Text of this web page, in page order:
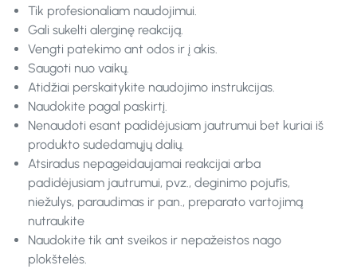
Tik profesionaliam naudojimui.
Gali sukelti alerginę reakciją.
Vengti patekimo ant odos ir į akis.
Saugoti nuo vaikų.
Atidžiai perskaitykite naudojimo instrukcijas.
Naudokite pagal paskirtį.
Nenaudoti esant padidėjusiam jautrumui bet kuriai iš
produkto sudedamųjų dalių.
Atsiradus nepageidaujamai reakcijai arba
padidėjusiam jautrumui, pvz., deginimo pojūtis,
niežulys, paraudimas ir pan., preparato vartojimą
nutraukite
Naudokite tik ant sveikos ir nepažeistos nago
plokštelės.